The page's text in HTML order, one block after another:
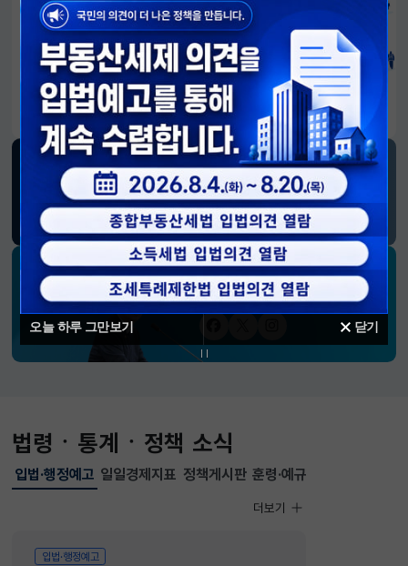
오늘 하루 그만보기 닫기
알림판
국민이 만든 대전환의 길-회복과 도약, 모두의 1년
재정경제부 SNS 소식
블로그페이스북트위터(X)유튜브인스타그램
소통하는 경제 리더 구윤철 장관의
SNS 채널
법령ㆍ통계ㆍ정책 소식
입법·행정예고
선택됨
입법·행정예고
입법·행정예고
입법·행정예고
더보기
일일경제지표 정책게시판 훈령·예규